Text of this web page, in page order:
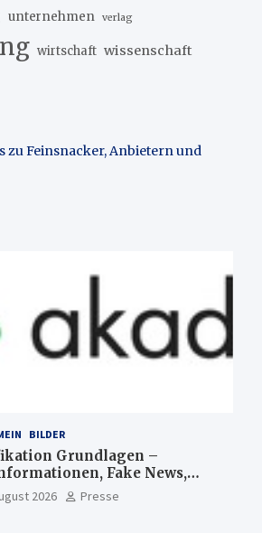
unternehmen verlag
wirtschaft wissenschaft
zu Feinsnacker, Anbietern und
BILDER
Grundlagen –
Fake News,
Inhalte | dpa-
2026 Presse